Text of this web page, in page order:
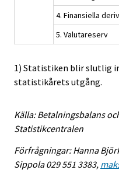
4. Finansiella
5. Valutareserv
1) Statistiken blir slutlig
statistikårets utgång.
Källa: Betalningsbalans
Statistikcentralen
Förfrågningar: Hanna
Sippola 029 551 3383,